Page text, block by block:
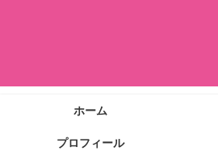
ホーム
プロフィール